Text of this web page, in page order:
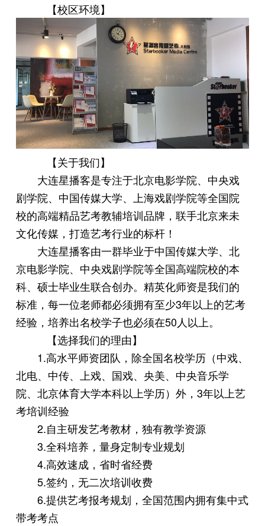
【校区环境】
【关于我们】
大连星播客是专注于北京电影学院、中央戏
剧学院、中国传媒大学、上海戏剧学院等全国院
校的高端精品艺考教辅培训品牌，联手北京来未
文化传媒，打造艺考行业的标杆！
大连星播客由一群毕业于中国传媒大学、北
京电影学院、中央戏剧学院等全国高端院校的本
科、硕士毕业生联合创办。精英化师资是我们的
标准，每一位老师都必须拥有至少3年以上的艺考
经验，培养出名校学子也必须在50人以上。
【选择我们的理由】
1.高水平师资团队，除全国名校学历（中戏、
北电、中传、上戏、国戏、央美、中央音乐学
院、北京体育大学本科以上学历）外，3年以上艺
考培训经验
2.自主研发艺考教材，独有教学资源
3.全科培养，量身定制专业规划
4.高效速成，省时省经费
5.签约，无二次培训收费
6.提供艺考报考规划，全国范围内拥有集中式
带考考点